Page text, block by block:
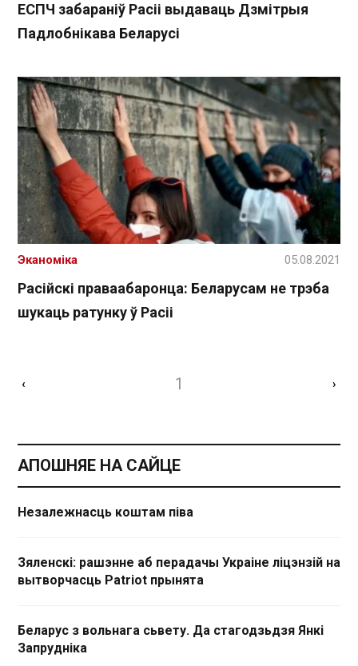
ЕСПЧ забараніў Расіі выдаваць Дзмітрыя
Падлобнікава Беларусі
Расійскі праваабаронца: Беларусам не трэба
шукаць ратунку ў Расіі
Эканоміка 05.08.2021
‹ 1 ›
АПОШНЯЕ НА САЙЦЕ
Незалежнасць коштам піва
Зяленскі: рашэнне аб перадачы Украіне ліцэнзій на
вытворчасць Patriot прынята
Беларус з вольнага сьвету. Да стагодзьдзя Янкі
Запрудніка